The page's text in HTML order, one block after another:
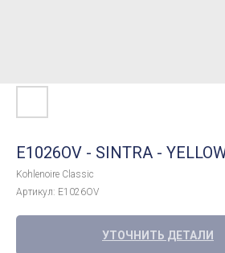
E1026OV - SINTRA -
Kohlenoire Classic
Артикул: E1026OV
УТОЧНИТЬ ДЕТАЛИ